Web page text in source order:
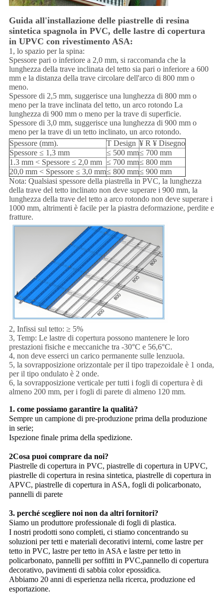
Guida all'installazione delle piastrelle di resina
sintetica spagnola in PVC, delle lastre di copertura
in UPVC con rivestimento ASA:
1, lo spazio per la spina:
Spessore pari o inferiore a 2,0 mm, si raccomanda che la
lunghezza della trave inclinata del tetto sia pari o inferiore a 600
mm e la distanza della trave circolare dell'arco di 800 mm o
meno.
Spessore di 2,5 mm, suggerisce una lunghezza di 800 mm o
meno per la trave inclinata del tetto, un arco rotondo La
lunghezza di 900 mm o meno per la trave di superficie.
Spessore di 3,0 mm, suggerisce una lunghezza di 900 mm o
meno per la trave di un tetto inclinato, un arco rotondo.
Spessore (mm).
T Design ¥ R ¥ Disegno
Spessore ≤ 1,3 mm
≤ 500 mm≤ 700 mm
1.3 mm < Spessore ≤ 2,0 mm ≤ 700 mm≤ 800 mm
20,0 mm < Spessore ≤ 3,0 mm≤ 800 mm≤ 900 mm
Nota: Qualsiasi spessore della piastrella in PVC, la lunghezza
della trave del tetto inclinato non deve superare i 900 mm, la
lunghezza della trave del tetto a arco rotondo non deve superare i
1000 mm, altrimenti è facile per la piastra deformazione, perdite e
fratture.
2, Infissi sul tetto: ≥ 5%
3, Temp: Le lastre di copertura possono mantenere le loro
prestazioni fisiche e meccaniche tra -30°C e 56,6°C.
4, non deve esserci un carico permanente sulle lenzuola.
5, la sovrapposizione orizzontale per il tipo trapezoidale è 1 onda,
per il tipo ondulato è 2 onde.
6, la sovrapposizione verticale per tutti i fogli di copertura è di
almeno 200 mm, per i fogli di parete di almeno 120 mm.
1. come possiamo garantire la qualità?
Sempre un campione di pre-produzione prima della produzione
in serie;
Ispezione finale prima della spedizione.
2Cosa puoi comprare da noi?
Piastrelle di copertura in PVC, piastrelle di copertura in UPVC,
piastrelle di copertura in resina sintetica, piastrelle di copertura in
APVC, piastrelle di copertura in ASA, fogli di policarbonato,
pannelli di parete
3. perché scegliere noi non da altri fornitori?
Siamo un produttore professionale di fogli di plastica.
I nostri prodotti sono completi, ci stiamo concentrando su
soluzioni per tetti e materiali decorativi interni, come lastre per
tetto in PVC, lastre per tetto in ASA e lastre per tetto in
policarbonato, pannelli per soffitti in PVC,pannello di copertura
decorativo, pavimenti di sabbia color epossidica.
Abbiamo 20 anni di esperienza nella ricerca, produzione ed
esportazione.